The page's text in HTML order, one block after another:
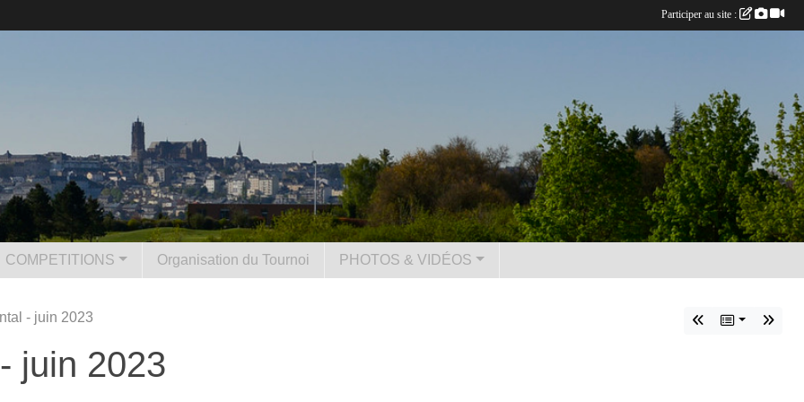
COMPETITIONS Organisation du Tournoi PHOTOS & VIDÉOS
- juin 2023
juin 2023
Participer au site :